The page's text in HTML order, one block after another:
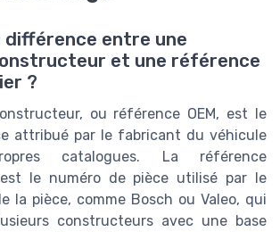
différence entre une
et une référence
?
ou référence OEM, est le
attribué par le fabricant du véhicule
catalogues. La référence
le numéro de pièce utilisé par le
la pièce, comme Bosch ou Valeo, qui
constructeurs avec une base